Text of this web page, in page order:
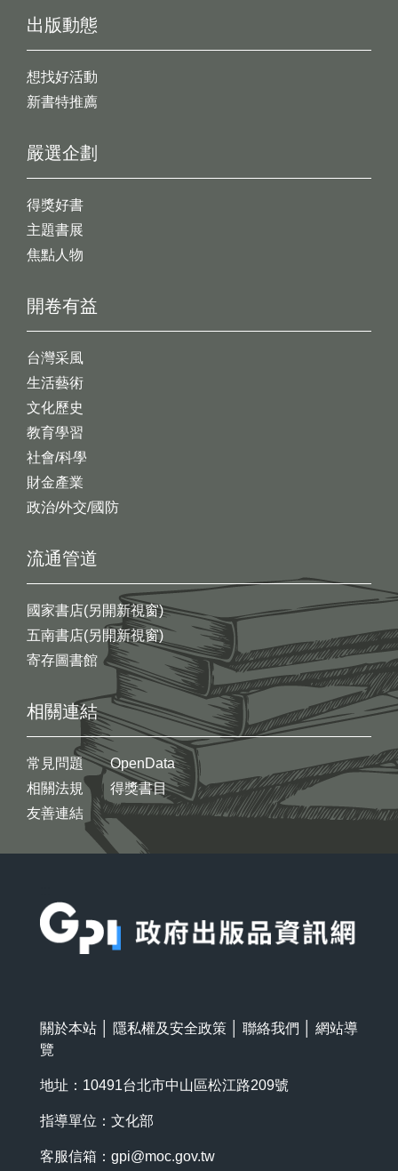
出版動態
想找好活動
新書特推薦
開卷有益
台灣采風
生活藝術
文化歷史
教育學習
社會/科學
財金產業
政治/外交/國防
嚴選企劃
得獎好書
主題書展
焦點人物
流通管道
國家書店(另開新視窗)
五南書店(另開新視窗)
寄存圖書館
相關連結
常見問題
相關法規
友善連結
OpenData
得獎書目
關於本站 隱私權及安全政策 聯絡我們
網站導
覽
地址：10491台北市中山區松江路209號
指導單位：文化部
客服信箱： gpi@moc.gov.tw